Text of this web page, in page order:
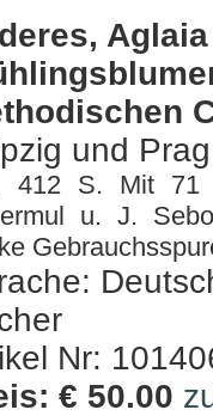
und
412 S. Mit 71
u. J.
Nr:
€ 50.00